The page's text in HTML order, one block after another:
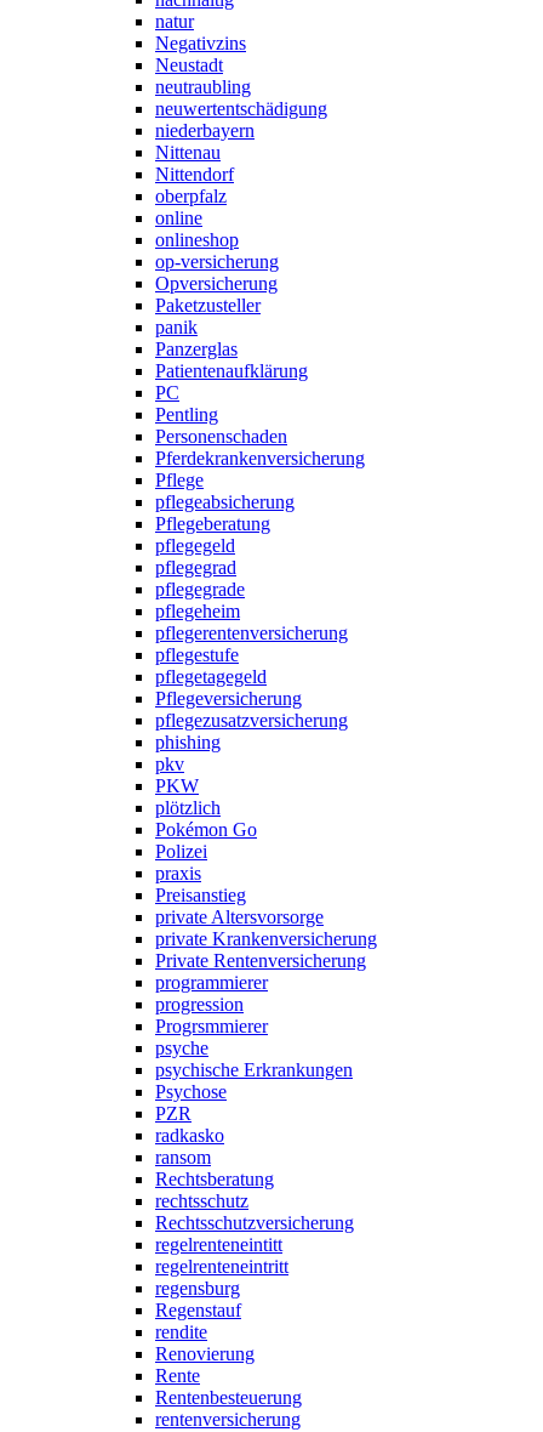
natur
Negativzins
Neustadt
neutraubling
neuwertentschädigung
niederbayern
Nittenau
Nittendorf
oberpfalz
online
onlineshop
op-versicherung
Opversicherung
Paketzusteller
panik
Panzerglas
Patientenaufklärung
PC
Pentling
Personenschaden
Pferdekrankenversicherung
Pflege
pflegeabsicherung
Pflegeberatung
pflegegeld
pflegegrad
pflegegrade
pflegeheim
pflegerentenversicherung
pflegestufe
pflegetagegeld
Pflegeversicherung
pflegezusatzversicherung
phishing
pkv
PKW
plötzlich
Pokémon Go
Polizei
praxis
Preisanstieg
private Altersvorsorge
private Krankenversicherung
Private Rentenversicherung
programmierer
progression
Progrsmmierer
psyche
psychische Erkrankungen
Psychose
PZR
radkasko
ransom
Rechtsberatung
rechtsschutz
Rechtsschutzversicherung
regelrenteneintitt
regelrenteneintritt
regensburg
Regenstauf
rendite
Renovierung
Rente
Rentenbesteuerung
rentenversicherung